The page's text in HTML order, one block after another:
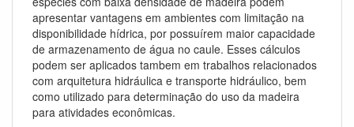
apresentar vantagens em ambientes com limitação na
disponibilidade hídrica, por possuírem maior capacidade
de armazenamento de água no caule. Esses cálculos
podem ser aplicados tambem em trabalhos relacionados
com arquitetura hidráulica e transporte hidráulico, bem
como utilizado para determinação do uso da madeira
para atividades econômicas.